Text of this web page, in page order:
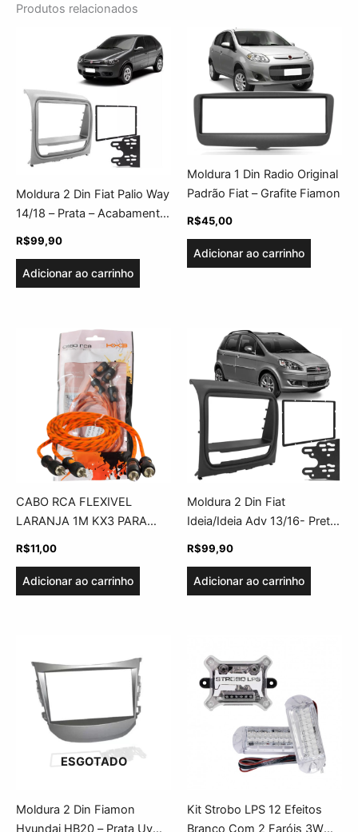
Produtos relacionados
Moldura 2 Din Fiat Palio Way
14/18 – Prata – Acabamento
Uv Protection
R$99,90
Adicionar ao carrinho
Moldura 1 Din Radio Original
Padrão Fiat – Grafite Fiamon
R$45,00
Adicionar ao carrinho
CABO RCA FLEXIVEL
LARANJA 1M KX3 PARA
USO AUTOMOTIVO
R$11,00
Adicionar ao carrinho
Moldura 2 Din Fiat
Ideia/Ideia Adv 13/16- Preta
– UV
R$99,90
Adicionar ao carrinho
ESGOTADO
Moldura 2 Din Fiamon
Hyundai HB20 – Prata Uv
Kit Strobo LPS 12 Efeitos
Branco Com 2 Faróis 3W